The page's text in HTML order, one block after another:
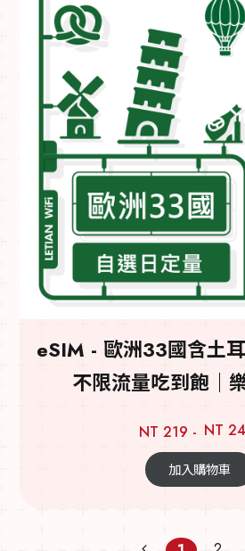
eSIM - 歐洲33國含土
不限流量吃到飽｜
NT 219 - NT
加入購物車